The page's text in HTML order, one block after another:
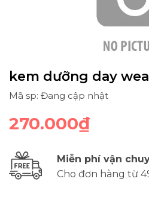
kem dưỡng day
Mã sp: Đang cập nhật
270.000₫
Miễn phí vận
Cho đơn hàng từ